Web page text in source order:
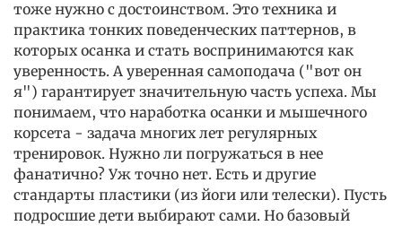
тоже нужно с достоинством. Это техника и
практика тонких поведенческих паттернов, в
которых осанка и стать воспринимаются как
уверенность. А уверенная самоподача ("вот он
я") гарантирует значительную часть успеха. Мы
понимаем, что наработка осанки и мышечного
корсета - задача многих лет регулярных
тренировок. Нужно ли погружаться в нее
фанатично? Уж точно нет. Есть и другие
стандарты пластики (из йоги или телески). Пусть
подросшие дети выбирают сами. Но базовый